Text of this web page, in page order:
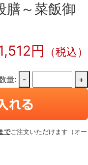
膳～菜飯御
円
（税込）
量: - +
でご注文いただけます（オー